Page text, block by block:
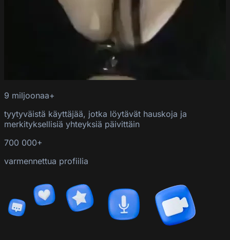
9 miljoonaa+
tyytyväistä käyttäjää, jotka löytävät hauskoja ja
merkityksellisiä yhteyksiä päivittäin
700 000+
varmennettua profiilia